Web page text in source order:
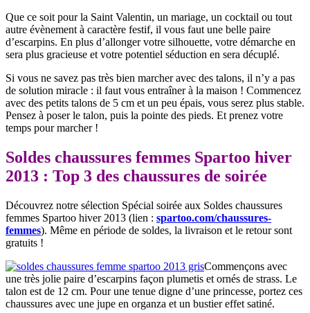
Que ce soit pour la Saint Valentin, un mariage, un cocktail ou tout
autre évènement à caractère festif, il vous faut une belle paire
d’escarpins. En plus d’allonger votre silhouette, votre démarche en
sera plus gracieuse et votre potentiel séduction en sera décuplé.
Si vous ne savez pas très bien marcher avec des talons, il n’y a pas
de solution miracle : il faut vous entraîner à la maison ! Commencez
avec des petits talons de 5 cm et un peu épais, vous serez plus stable.
Pensez à poser le talon, puis la pointe des pieds. Et prenez votre
temps pour marcher !
Soldes chaussures femmes Spartoo hiver
2013 : Top 3 des chaussures de soirée
Découvrez notre sélection Spécial soirée aux Soldes chaussures
femmes Spartoo hiver 2013 (lien : spartoo.com/chaussures-
femmes). Même en période de soldes, la livraison et le retour sont
gratuits !
Commençons avec
une très jolie paire d’escarpins façon plumetis et ornés de strass. Le
talon est de 12 cm. Pour une tenue digne d’une princesse, portez ces
chaussures avec une jupe en organza et un bustier effet satiné.